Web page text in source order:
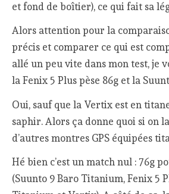
et fond de boîtier), ce qui fait sa
Alors attention pour la
précis et comparer ce qui est
allé un peu vite dans mon test, je
la Fenix 5 Plus pèse 86g et la
Oui, sauf que la Vertix est en
saphir. Alors ça donne quoi si on
d’autres montres GPS équipées
Hé bien c’est un match nul : 76g
(Suunto 9 Baro Titanium, Fenix 5